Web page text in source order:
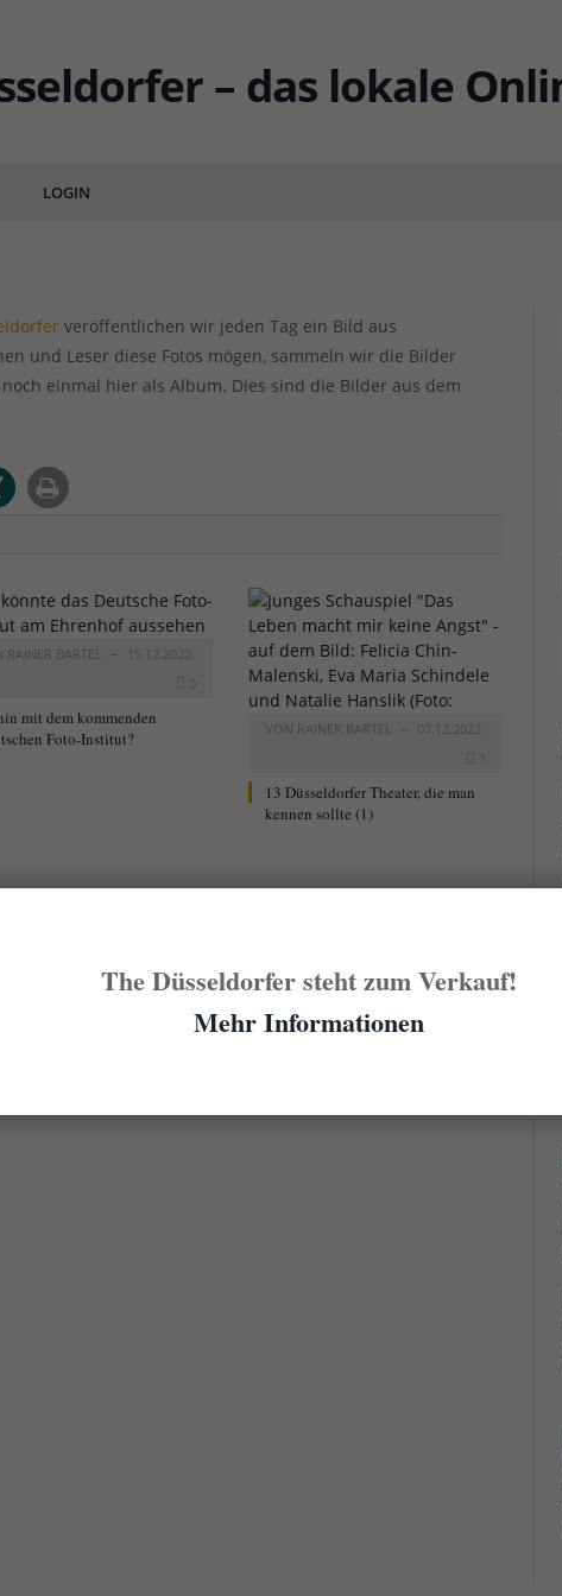
LOGIN
veröffentlichen wir jeden Tag ein Bild aus
und Leser diese Fotos mögen, sammeln wir die Bilder
einmal hier als Album. Dies sind die Bilder aus dem
RAINER BARTEL
15.12.2022
0
mit dem kommenden
Foto-Institut?
VON RAINER BARTEL
07.12.2022
1
13 Düsseldorfer Theater, die man
kennen sollte (1)
The Düsseldorfer steht zum Verkauf!
Mehr Informationen